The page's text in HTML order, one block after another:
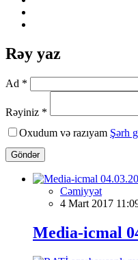
Rəy yaz
Ad *
Rəyiniz *
Oxudum və razıyam Şərh
Göndər
Cəmiyyət
4 Mart 2017
Media-icmal